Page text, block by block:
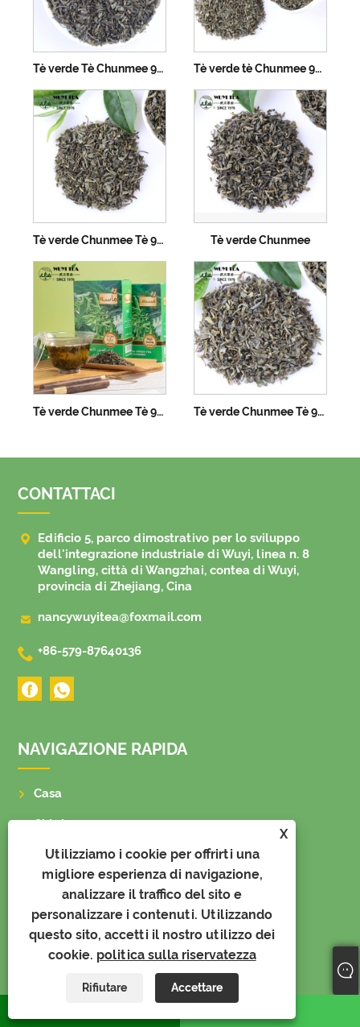
Tè verde Tè Chunmee 9371A Tè verde tè Chunmee 9371B
Tè verde Chunmee Tè 9371C Tè verde Chunmee
Tè verde Chunmee Tè 9368 Tè verde Chunmee Tè 9367
X
Utilizziamo i cookie per offrirti una
migliore esperienza di navigazione,
analizzare il traffico del sito e
personalizzare i contenuti. Utilizzando
questo sito, accetti il ​​nostro utilizzo dei
cookie. politica sulla riservatezza
Rifiutare Accettare
CONTATTACI

Edificio 5, parco dimostrativo per lo sviluppo
dell'integrazione industriale di Wuyi, linea n. 8
Wangling, città di Wangzhai, contea di Wuyi,
provincia di Zhejiang, Cina
 nancywuyitea@foxmail.com
 +86-579-87640136
NAVIGAZIONE RAPIDA
Casa
Chi siamo
Prodotti
Notizia
video
Invia richiesta